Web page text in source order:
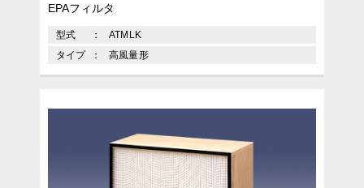
EPAフィルタ
型式
ATMLK
タイプ
高風量形